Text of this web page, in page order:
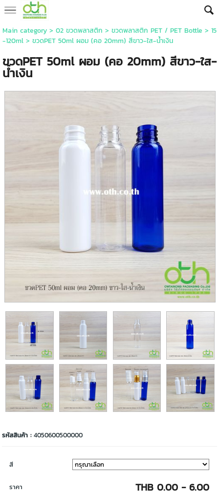
Main category> 02 ขวดพลาสติก > ขวดพลาสติก PET / PET Bottle > 15
-120ml> ขวดPET 50ml ผอม (คอ 20mm) สีขาว-ใส-น้ำเงิน
ขวดPET 50ml ผอม (คอ 20mm) สีขาว-ใส-
น้ำเงิน
รหัสสินค้า :4050600500000
สี
ราคา THB 0.00 - 6.00